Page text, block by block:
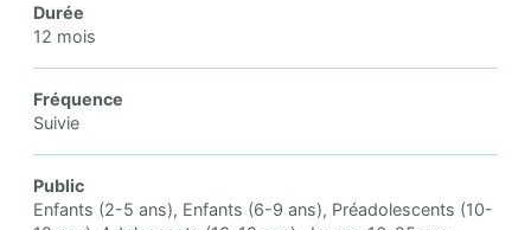
Durée
12 mois
Fréquence
Suivie
Public
Enfants (2-5 ans), Enfants (6-9 ans), Préadolescents (10-